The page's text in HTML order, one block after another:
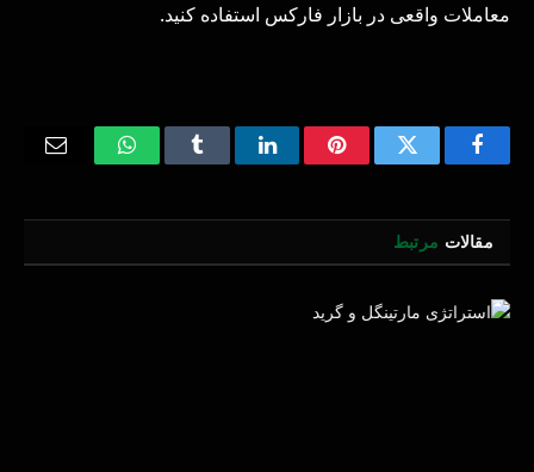
معاملات واقعی در بازار فارکس استفاده کنید.
Facebook
Twitter
Pinterest
LinkedIn
Tumblr
WhatsApp
Email
مقالات مرتبط